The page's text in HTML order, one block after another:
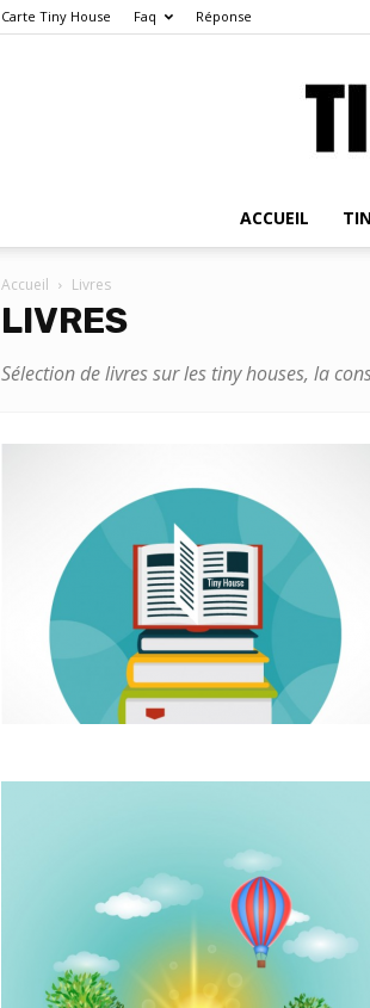
Carte Tiny House Faq Réponse
ACCUEIL
Accueil Livres
LIVRES
Sélection de livres sur les tiny houses, la